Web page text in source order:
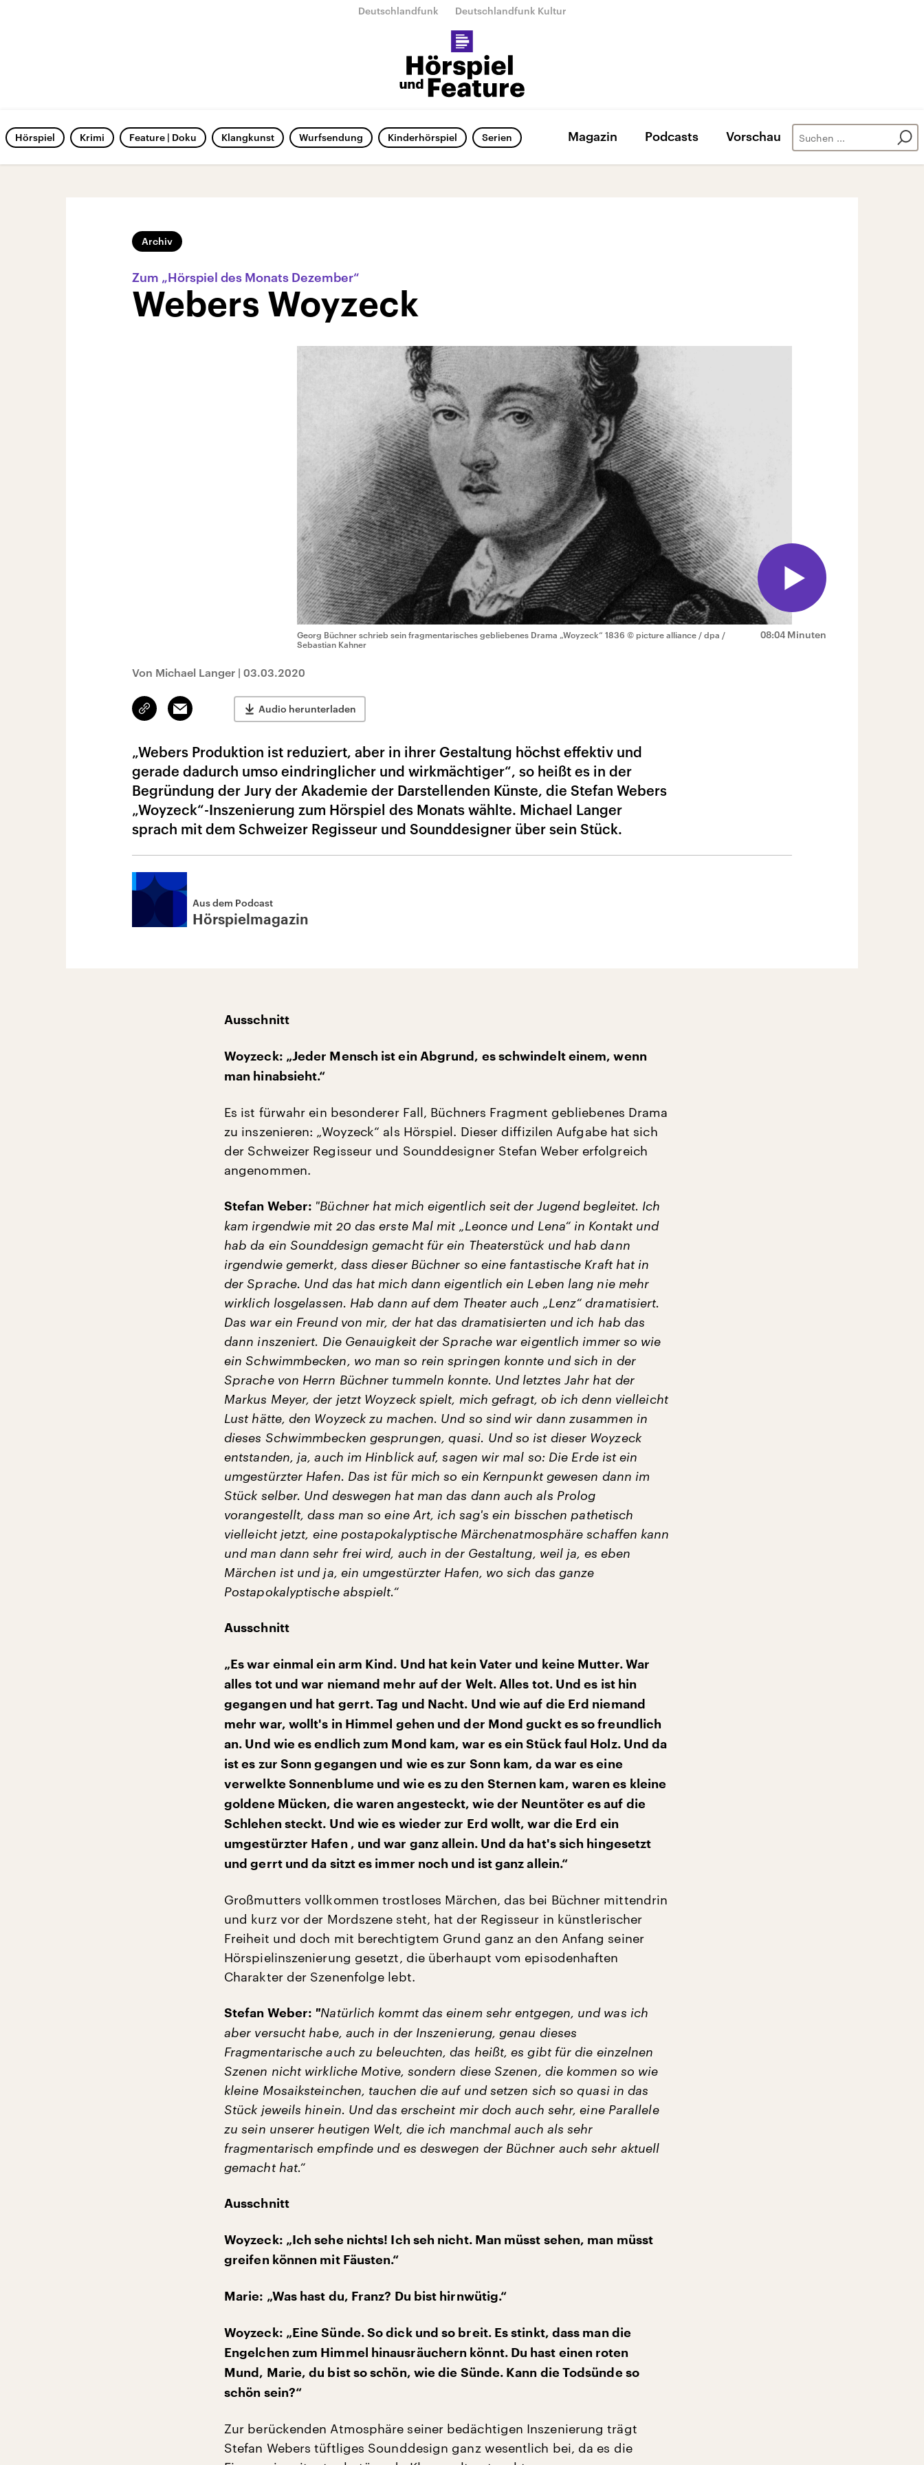
Deutschlandfunk Deutschlandfunk Kultur
Hörspiel Krimi Feature | Doku Klangkunst Wurfsendung Kinderhörspiel Serien Magazin Podcasts Vorschau
Archiv
Zum „Hörspiel des Monats Dezember“
Webers Woyzeck
08:04 Minuten
Georg Büchner schrieb sein fragmentarisches gebliebenes Drama „Woyzeck“ 1836 © picture alliance / dpa /
Sebastian Kahner
Von Michael Langer | 03.03.2020
Link
kopieren/teilen
Email Audio herunterladen
„Webers Produktion ist reduziert, aber in ihrer Gestaltung höchst effektiv und
gerade dadurch umso eindringlicher und wirkmächtiger“, so heißt es in der
Begründung der Jury der Akademie der Darstellenden Künste, die Stefan Webers
„Woyzeck“-Inszenierung zum Hörspiel des Monats wählte. Michael Langer
sprach mit dem Schweizer Regisseur und Sounddesigner über sein Stück.
Aus dem Podcast
Hörspielmagazin
Ausschnitt
Woyzeck: „Jeder Mensch ist ein Abgrund, es schwindelt einem, wenn
man hinabsieht.“
Es ist fürwahr ein besonderer Fall, Büchners Fragment gebliebenes Drama
zu inszenieren: „Woyzeck“ als Hörspiel. Dieser diffizilen Aufgabe hat sich
der Schweizer Regisseur und Sounddesigner Stefan Weber erfolgreich
angenommen.
Stefan Weber: "Büchner hat mich eigentlich seit der Jugend begleitet. Ich
kam irgendwie mit 20 das erste Mal mit „Leonce und Lena“ in Kontakt und
hab da ein Sounddesign gemacht für ein Theaterstück und hab dann
irgendwie gemerkt, dass dieser Büchner so eine fantastische Kraft hat in
der Sprache. Und das hat mich dann eigentlich ein Leben lang nie mehr
wirklich losgelassen. Hab dann auf dem Theater auch „Lenz“ dramatisiert.
Das war ein Freund von mir, der hat das dramatisierten und ich hab das
dann inszeniert. Die Genauigkeit der Sprache war eigentlich immer so wie
ein Schwimmbecken, wo man so rein springen konnte und sich in der
Sprache von Herrn Büchner tummeln konnte. Und letztes Jahr hat der
Markus Meyer, der jetzt Woyzeck spielt, mich gefragt, ob ich denn vielleicht
Lust hätte, den Woyzeck zu machen. Und so sind wir dann zusammen in
dieses Schwimmbecken gesprungen, quasi. Und so ist dieser Woyzeck
entstanden, ja, auch im Hinblick auf, sagen wir mal so: Die Erde ist ein
umgestürzter Hafen. Das ist für mich so ein Kernpunkt gewesen dann im
Stück selber. Und deswegen hat man das dann auch als Prolog
vorangestellt, dass man so eine Art, ich sag's ein bisschen pathetisch
vielleicht jetzt, eine postapokalyptische Märchenatmosphäre schaffen kann
und man dann sehr frei wird, auch in der Gestaltung, weil ja, es eben
Märchen ist und ja, ein umgestürzter Hafen, wo sich das ganze
Postapokalyptische abspielt.“
Ausschnitt
„Es war einmal ein arm Kind. Und hat kein Vater und keine Mutter. War
alles tot und war niemand mehr auf der Welt. Alles tot. Und es ist hin
gegangen und hat gerrt. Tag und Nacht. Und wie auf die Erd niemand
mehr war, wollt's in Himmel gehen und der Mond guckt es so freundlich
an. Und wie es endlich zum Mond kam, war es ein Stück faul Holz. Und da
ist es zur Sonn gegangen und wie es zur Sonn kam, da war es eine
verwelkte Sonnenblume und wie es zu den Sternen kam, waren es kleine
goldene Mücken, die waren angesteckt, wie der Neuntöter es auf die
Schlehen steckt. Und wie es wieder zur Erd wollt, war die Erd ein
umgestürzter Hafen , und war ganz allein. Und da hat's sich hingesetzt
und gerrt und da sitzt es immer noch und ist ganz allein.“
Großmutters vollkommen trostloses Märchen, das bei Büchner mittendrin
und kurz vor der Mordszene steht, hat der Regisseur in künstlerischer
Freiheit und doch mit berechtigtem Grund ganz an den Anfang seiner
Hörspielinszenierung gesetzt, die überhaupt vom episodenhaften
Charakter der Szenenfolge lebt.
Stefan Weber: "Natürlich kommt das einem sehr entgegen, und was ich
aber versucht habe, auch in der Inszenierung, genau dieses
Fragmentarische auch zu beleuchten, das heißt, es gibt für die einzelnen
Szenen nicht wirkliche Motive, sondern diese Szenen, die kommen so wie
kleine Mosaiksteinchen, tauchen die auf und setzen sich so quasi in das
Stück jeweils hinein. Und das erscheint mir doch auch sehr, eine Parallele
zu sein unserer heutigen Welt, die ich manchmal auch als sehr
fragmentarisch empfinde und es deswegen der Büchner auch sehr aktuell
gemacht hat.“
Ausschnitt
Woyzeck: „Ich sehe nichts! Ich seh nicht. Man müsst sehen, man müsst
greifen können mit Fäusten.“
Marie: „Was hast du, Franz? Du bist hirnwütig.“
Woyzeck: „Eine Sünde. So dick und so breit. Es stinkt, dass man die
Engelchen zum Himmel hinausräuchern könnt. Du hast einen roten
Mund, Marie, du bist so schön, wie die Sünde. Kann die Todsünde so
schön sein?“
Zur berückenden Atmosphäre seiner bedächtigen Inszenierung trägt
Stefan Webers tüftliges Sounddesign ganz wesentlich bei, da es die